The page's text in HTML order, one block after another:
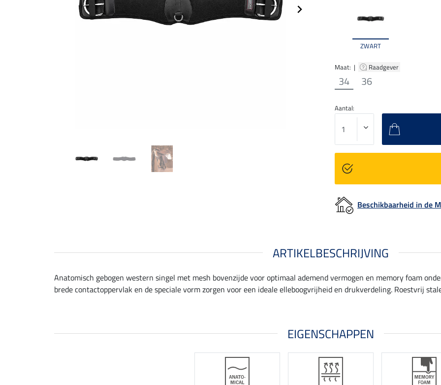
ZWART
Maat: | Raadgever
34 36
Aantal:
Beschikbaarheid in de
ARTIKELBESCHRIJVING
Anatomisch gebogen western singel met mesh bovenzijde voor optimaal ademend vermogen en memory foam
brede contactoppervlak en de speciale vorm zorgen voor een ideale elleboogvrijheid en drukverdeling. Roestvrij
EIGENSCHAPPEN